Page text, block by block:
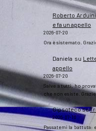
Roberto Arduini
e fa un appello
2026-07-20
Ora è sistemato.
Daniela su
appello
2026-07-20
Salve a tutti, ho
che non esiste. Grazie
Gipsotecosu
2026-07-10
Passatemi la battuta: